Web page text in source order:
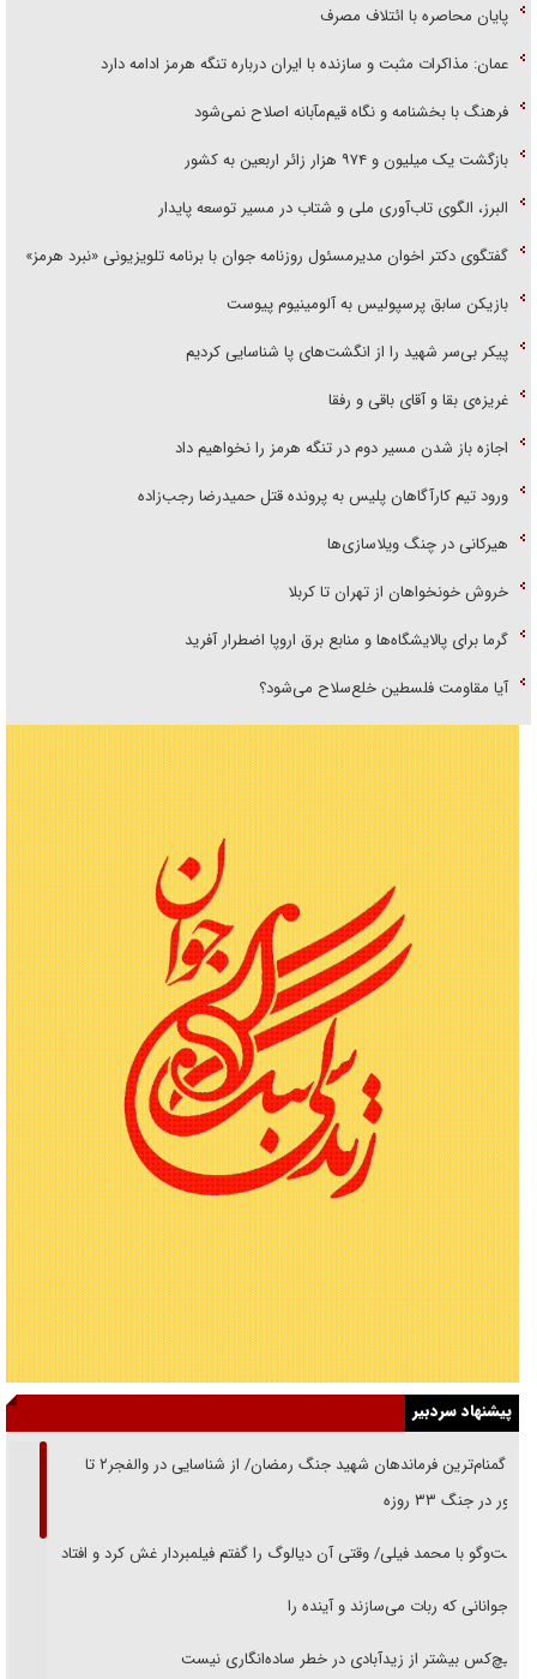
پایان محاصره با ائتلاف مصرف
عمان: مذاکرات مثبت و سازنده با ایران درباره تنگه هرمز ادامه دارد
فرهنگ با بخشنامه و نگاه قیم‌مآبانه اصلاح نمی‌شود
بازگشت یک میلیون و ۹۷۴ هزار زائر اربعین به کشور
البرز، الگوی تاب‌آوری ملی و شتاب در مسیر توسعه پایدار
گفتگوی دکتر اخوان مدیرمسئول روزنامه جوان با برنامه تلویزیونی «نبرد هرمز»
بازیکن سابق پرسپولیس به آلومینیوم پیوست
پیکر بی‌سر شهید را از انگشت‌های پا شناسایی کردیم
غریزه‌ی بقا و آقای باقی و رفقا
اجازه باز شدن مسیر دوم در تنگه هرمز را نخواهیم داد
ورود تیم کارآگاهان پلیس به پرونده قتل حمیدرضا رجب‌زاده
هیرکانی در چنگ ویلاسازی‌ها
خروش خونخواهان از تهران تا کربلا
گرما برای پالایشگاه‌ها و منابع برق اروپا اضطرار آفرید
آیا مقاومت فلسطین خلع‌سلاح می‌شود؟
پیشنهاد سردبیر
از گمنام‌ترین فرماندهان شهید جنگ رمضان/ از شناسایی در والفجر۲ تا
حضور در جنگ ۳۳ روزه
گفت‌وگو با محمد فیلی/ وقتی آن دیالوگ را گفتم فیلمبردار غش کرد و افتاد
نوجوانانی که ربات می‌سازند و آینده را
هیچ‌کس بیشتر از زیدآبادی در خطر ساده‌انگاری نیست